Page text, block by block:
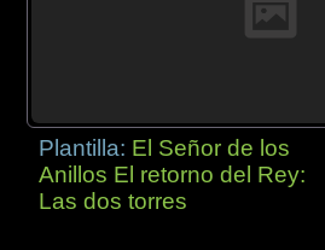
Plantilla: El Señor de los
Anillos El retorno del Rey:
Las dos torres